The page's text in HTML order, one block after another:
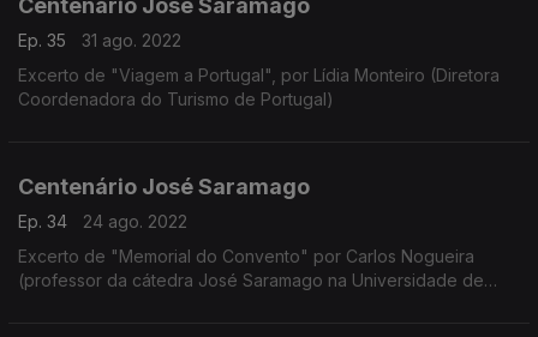
Centenário José Saramago
Ep. 35
31 ago. 2022
Excerto de "Viagem a Portugal", por Lídia Monteiro (Diretora
Coordenadora do Turismo de Portugal)
Centenário José Saramago
Ep. 34
24 ago. 2022
Excerto de "Memorial do Convento" por Carlos Nogueira
(professor da cátedra José Saramago na Universidade de